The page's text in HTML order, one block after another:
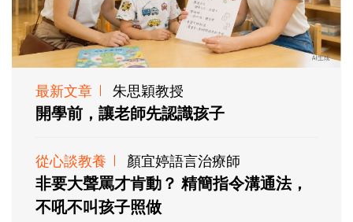
最新文章 朱思穎教授
開學前，讓老師先認識孩子
從心談教養 顏宜婷語言治療師
非要大聲罵才肯動？ 精簡指令溝通法，
不吼不叫孩子照做